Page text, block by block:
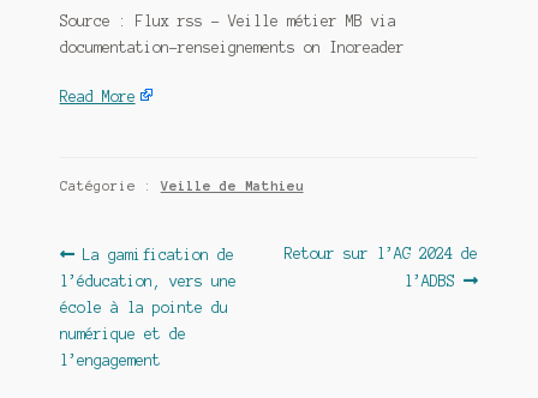
Source : Flux rss – Veille métier MB via
documentation-renseignements on Inoreader
Read More
Catégorie :Veille de Mathieu
Navigation
de
l’article
Article
précédent :
La gamification de
l’éducation, vers une
école à la pointe du
numérique et de
l’engagement
Article
Retour sur l’AG 2024 de
l’ADBS